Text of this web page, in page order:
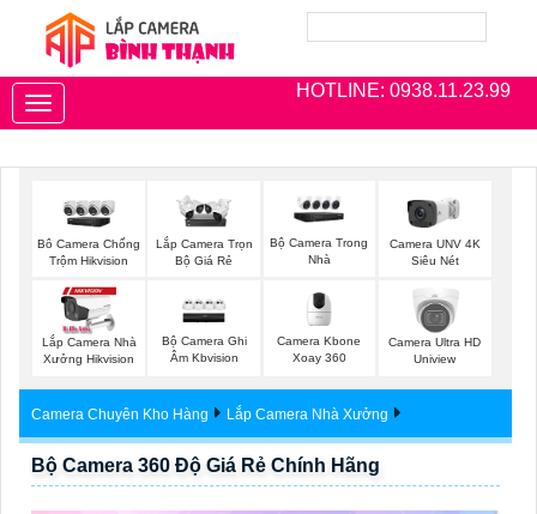
HOTLINE: 0938.11.23.99
Toggle
navigation
Bô Camera Chống
Trộm Hikvision
Lắp Camera Trọn
Bộ Giá Rẻ
Bộ Camera Trong
Nhà
Camera UNV 4K
Siêu Nét
Lắp Camera Nhà
Xưởng Hikvision
Bộ Camera Ghi
Âm Kbvision
Camera Kbone
Xoay 360
Camera Ultra HD
Uniview
Camera Chuyên Kho Hàng Lắp Camera Nhà Xưởng
Bộ Camera 360 Độ Giá Rẻ Chính Hãng